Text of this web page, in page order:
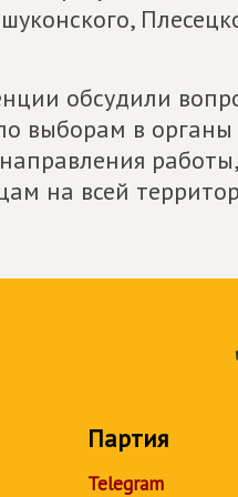
обсудили
выборам в органы
на всей
Партия
Telegram